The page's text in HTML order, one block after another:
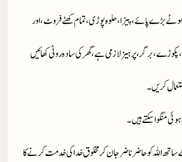
بڑے پائے، پیزا، حلوہ پوڑی، تمام کھٹے فروٹ، اور
برگر، پرہیز لازمی ہے، گھر کی سادہ روٹی کھائیں
کریں۔
منگوا سکتے ہیں۔
ساتھ اللہ کو حاضر ناضر جان کر مخلوق خدا کی خدمت کرنے کا